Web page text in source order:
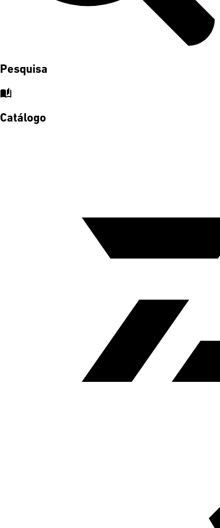
Pesquisa
auto_stories
Catálogo